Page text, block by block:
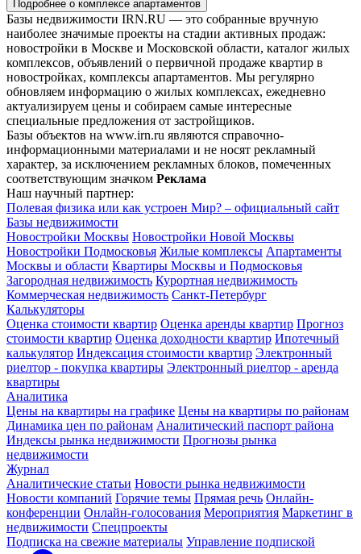
Подробнее о комплексе апартаментов
Базы недвижимости IRN.RU — это собранные вручную
наиболее значимые проекты на стадии активных продаж:
новостройки в Москве и Московской области, каталог жилых
комплексов, объявлений о первичной продаже квартир в
новостройках, комплексы апартаментов. Мы регулярно
обновляем информацию о жилых комплексах, ежедневно
актуализируем цены и собираем самые интересные
специальные предложения от застройщиков.
Базы объектов на www.irn.ru являются справочно-
информационными материалами и не носят рекламный
характер, за исключением рекламных блоков, помеченных
соответствующим значком Реклама
Наш научный партнер:
Полевая физика или как устроен Мир? – официальный сайт
Базы недвижимости
Новостройки Москвы Новостройки Новой Москвы
Новостройки Подмосковья Жилые комплексы Апартаменты
Москвы и области Квартиры Москвы и Подмосковья
Загородная недвижимость Курортная недвижимость
Коммерческая недвижимость Санкт-Петербург
Калькуляторы
Оценка стоимости квартир Оценка аренды квартир Прогноз
стоимости квартир Оценка доходности квартир Ипотечный
калькулятор Индексация стоимости квартир Электронный
риелтор - покупка квартиры Электронный риелтор - аренда
квартиры
Аналитика
Цены на квартиры на графике Цены на квартиры по районам
Динамика цен по районам Аналитический паспорт района
Индексы рынка недвижимости Прогнозы рынка
недвижимости
Журнал
Аналитические статьи Новости рынка недвижимости
Новости компаний Горячие темы Прямая речь Онлайн-
конференции Онлайн-голосования Мероприятия Маркетинг в
недвижимости Спецпроекты
Подписка на свежие материалы Управление подпиской